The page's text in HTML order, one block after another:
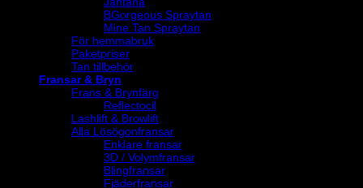
BGorgeous Spraytan
Mine Tan Spraytan
För hemmabruk
Paketpriser
Tan tillbehör
Fransar & Bryn
Frans & Brynfärg
Reflectocil
Lashlift & Browlift
Alla Lösögonfransar
Enklare fransar
3D / Volymfransar
Blingfransar
Fjäderfransar